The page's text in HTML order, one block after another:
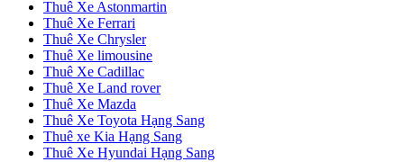
Thuê Xe Astonmartin
Thuê Xe Ferrari
Thuê Xe Chrysler
Thuê Xe limousine
Thuê Xe Cadillac
Thuê Xe Land rover
Thuê Xe Mazda
Thuê Xe Toyota Hạng Sang
Thuê xe Kia Hạng Sang
Thuê Xe Hyundai Hạng Sang